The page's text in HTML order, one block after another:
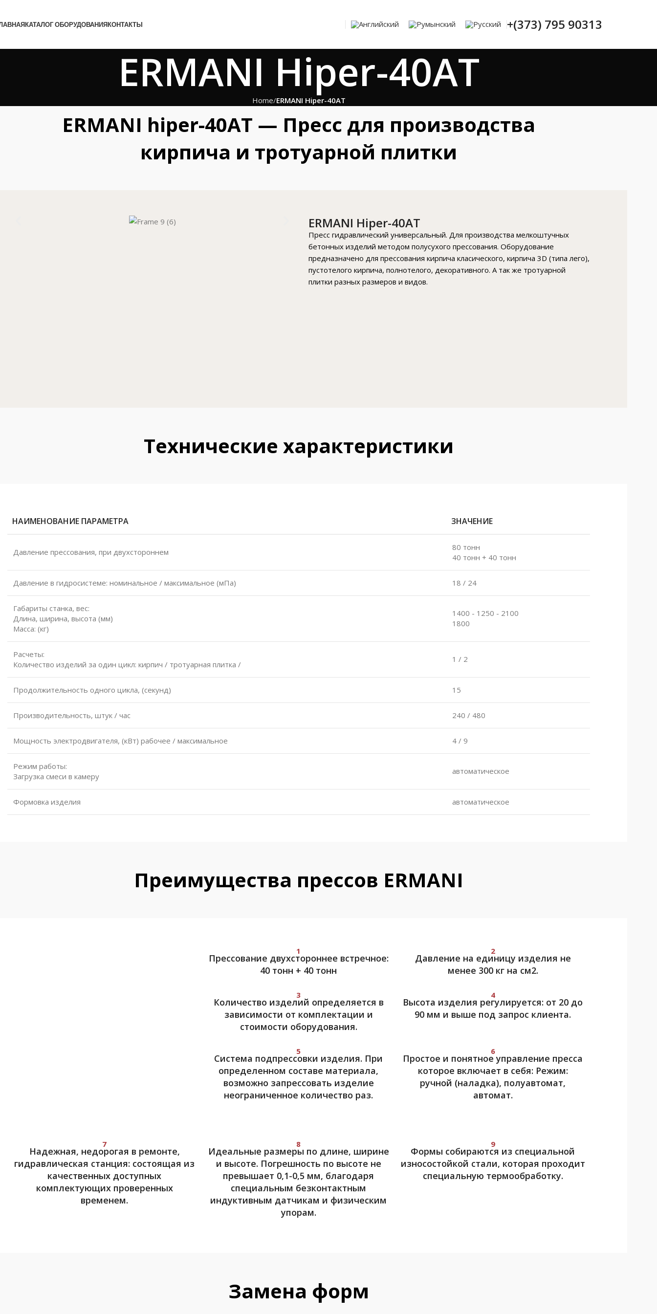
КАТАЛОГ ОБОРУДОВАНИЯКОНТАКТЫ +(373) 795 90313
ERMANI Hiper-40AT
Home ERMANI Hiper-40AT
ERMANI hiper-40AT — Пресс для производства
кирпича и тротуарной плитки
ERMANI Hiper-40AT
Пресс гидравлический универсальный. Для производства мелкоштучных
бетонных изделий методом полусухого прессования. Оборудование
предназначено для прессования кирпича класического, кирпича 3D (типа лего),
пустотелого кирпича, полнотелого, декоративного. А так же тротуарной
плитки разных размеров и видов.
Технические характеристики
НАИМЕНОВАНИЕ ПАРАМЕТРА ЗНАЧЕНИЕ
Давление прессования, при двухстороннем
80 тонн
40 тонн + 40 тонн
Давление в гидросистеме: номинальное / максимальное (мПа) 18 / 24
Габариты станка, вес:
Длина, ширина, высота (мм)
Масса: (кг)
1400 - 1250 - 2100
1800
Расчеты:
Количество изделий за один цикл: кирпич / тротуарная плитка /
1 / 2
Продолжительность одного цикла, (секунд) 15
Производительность, штук / час 240 / 480
Мощность электродвигателя, (кВт) рабочее / максимальное 4 / 9
Режим работы:
Загрузка смеси в камеру
автоматическое
Формовка изделия автоматическое
Преимущества прессов ERMANI
1
Прессование двухстороннее встречное:
40 тонн + 40 тонн
2
Давление на единицу изделия не
менее 300 кг на см2.
3
Количество изделий определяется в
зависимости от комплектации и
стоимости оборудования.
4
Высота изделия регулируется: от 20 до
90 мм и выше под запрос клиента.
5
Система подпрессовки изделия. При
определенном составе материала,
возможно запрессовать изделие
неограниченное количество раз.
6
Простое и понятное управление пресса
которое включает в себя: Режим:
ручной (наладка), полуавтомат,
автомат.
7
Надежная, недорогая в ремонте,
гидравлическая станция: состоящая из
качественных доступных
комплектующих проверенных
временем.
8
Идеальные размеры по длине, ширине
и высоте. Погрешность по высоте не
превышает 0,1-0,5 мм, благодаря
специальным безконтактным
индуктивным датчикам и физическим
упорам.
9
Формы собираются из специальной
износостойкой стали, которая проходит
специальную термообработку.
Замена форм